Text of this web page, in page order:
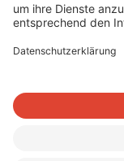
Unternehmen
deckt das
bis zur
Industrie